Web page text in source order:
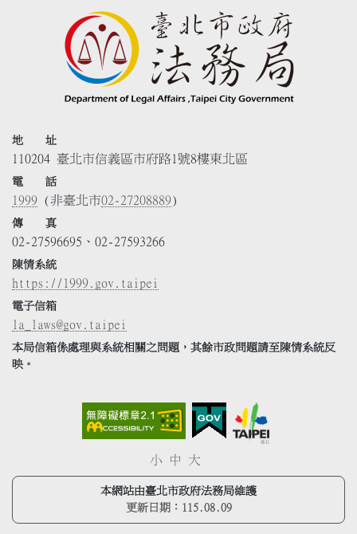
地 址
110204 臺北市信義區市府路1號8樓東北區
電 話
1999 (非臺北市02-27208889)
傳 真
02-27596695、02-27593266
陳情系統
https://1999.gov.taipei
電子信箱
la_laws@gov.taipei
本局信箱係處理與系統相關之問題，其餘市政問題請至陳情系統反
映。
小 中 大
本網站由臺北市政府法務局維護
更新日期： 115.08.09